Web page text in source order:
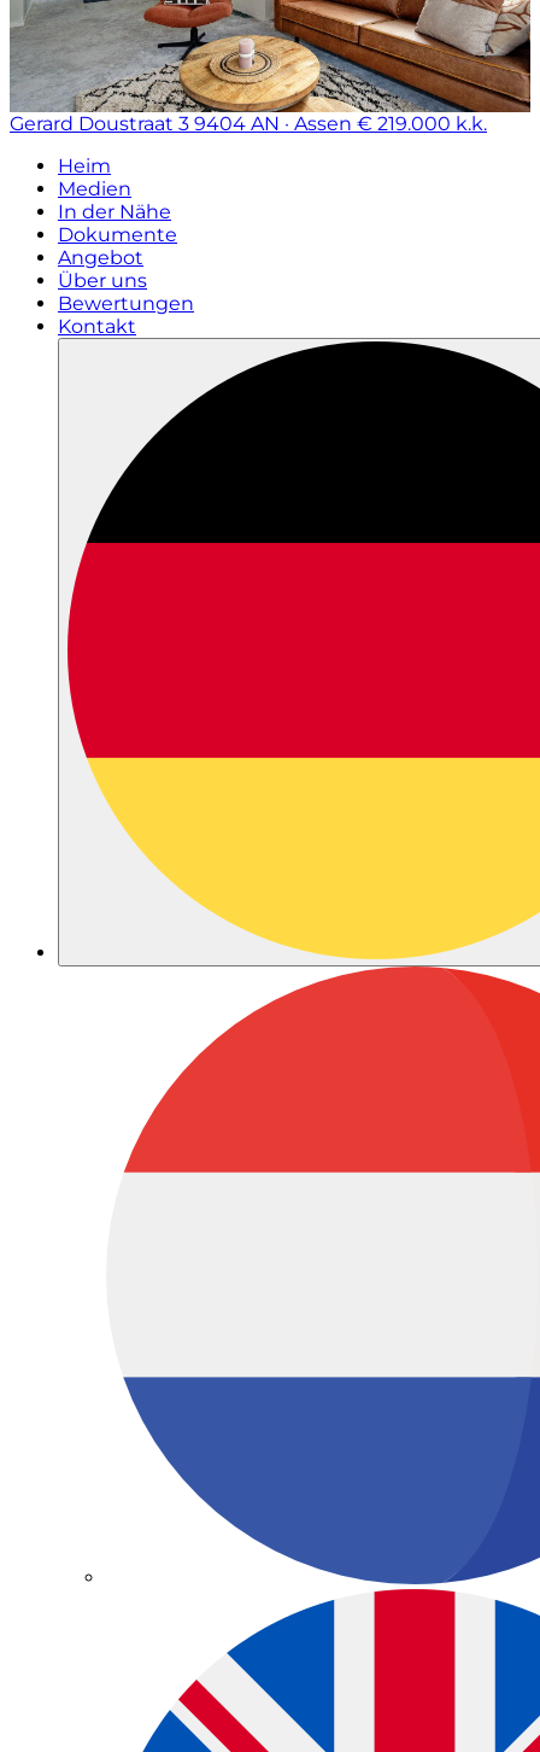
Gerard Doustraat 3 9404 AN · Assen € 219.000 k.k.
Heim
Medien
In der Nähe
Dokumente
Angebot
Über uns
Bewertungen
Kontakt